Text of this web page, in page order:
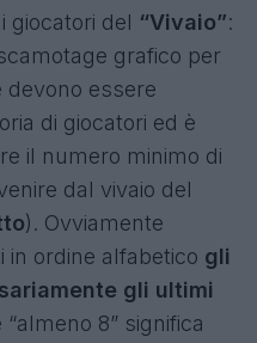
giocatori del “Vivaio”:
grafico per
devono essere
di giocatori ed è
il numero minimo di
dal vivaio del
). Ovviamente
in ordine alfabetico gli
gli ultimi
8” significa